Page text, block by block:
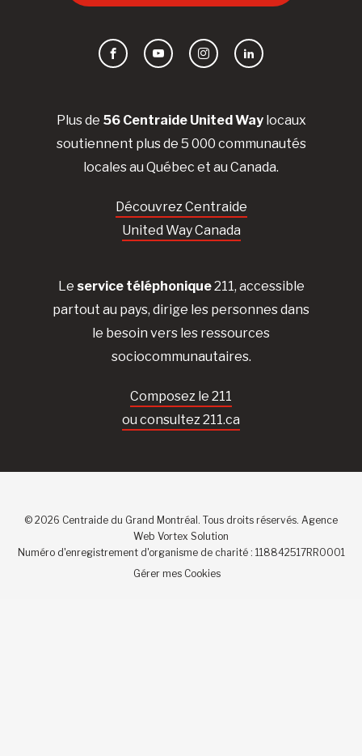
Plus de 56 Centraide United Waylocaux
soutiennent plus de 5 000 communautés
locales au Québec et au Canada.
Découvrez Centraide
United Way Canada
Le service téléphonique211, accessible
partout au pays, dirige les personnes dans
le besoin vers les ressources
sociocommunautaires.
Composez le 211
ou consultez 211.ca
FacebookYouTubeInstagramLinkedIn
© 2026 Centraide du Grand Montréal. Tous droits réservés. Agence
Web Vortex Solution
Numéro d'enregistrement d'organisme de charité : 118842517RR0001
Gérer mes Cookies